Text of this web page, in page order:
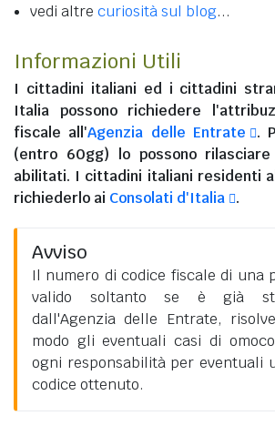
vedi altre curiosità sul blog...
Informazioni Utili
I cittadini italiani ed i cittadini
Italia possono richiedere
fiscale all'Agenzia delle Entrate
.
(entro 60gg) lo possono
abilitati. I cittadini italiani residenti
richiederlo ai Consolati d'Italia .
Avviso
Il numero di codice fiscale di una
valido soltanto se è già
dall'Agenzia delle Entrate,
modo gli eventuali casi di
ogni responsabilità per eventuali
codice ottenuto.